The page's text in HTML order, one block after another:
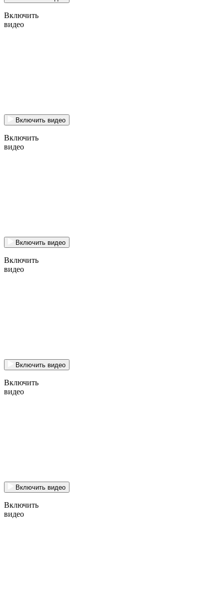
Включить
видео
Включить видео
Включить
видео
Включить видео
Включить
видео
Включить видео
Включить
видео
Включить видео
Включить
видео